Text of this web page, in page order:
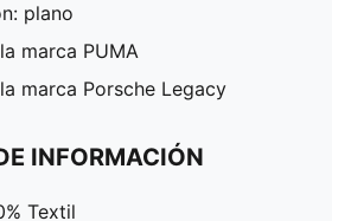
plano
marca PUMA
marca Porsche Legacy
INFORMACIÓN
Textil